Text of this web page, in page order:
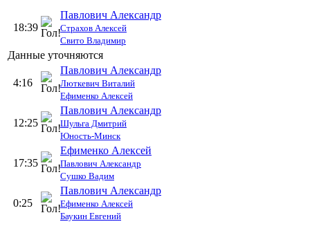
18:39
Павлович Александр
Страхов Алексей
Свито Владимир
Данные уточняются
4:16
Павлович Александр
Люткевич Виталий
Ефименко Алексей
12:25
Павлович Александр
Шульга Дмитрий
Юность-Минск
17:35
Ефименко Алексей
Павлович Александр
Сушко Вадим
0:25
Павлович Александр
Ефименко Алексей
Баукин Евгений